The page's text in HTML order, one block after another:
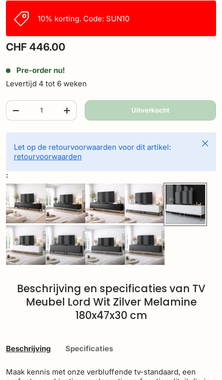
10% korting. Code: SUN10
CHF 446.00
Pre-order nu!
Levertijd 4 tot 6 weken
Aantal
-
+ Uitverkocht
Let op de retourvoorwaarden voor dit artikel:
retourvoorwaarden
:
Beschrijving en specificaties van TV
Meubel Lord Wit Zilver Melamine
180x47x30 cm
Beschrijving Specificaties
Maak kennis met onze verbluffende tv-standaard, een